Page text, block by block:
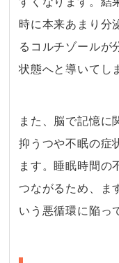
時に本来あまり分
るコルチゾールが
状態へと導いてし
また、脳で記憶に
抑うつや不眠の症
ます。睡眠時間の
つながるため、ま
いう悪循環に陥っ